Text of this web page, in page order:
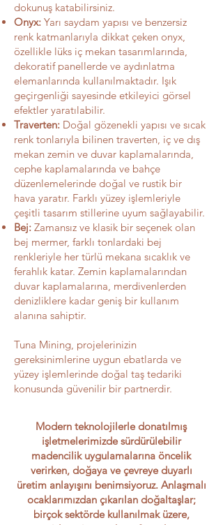
dokunuş katabilirsiniz.
Onyx: Yarı saydam yapısı ve benzersiz
renk katmanlarıyla dikkat çeken onyx,
özellikle lüks iç mekan tasarımlarında,
dekoratif panellerde ve aydınlatma
elemanlarında kullanılmaktadır. Işık
geçirgenliği sayesinde etkileyici görsel
efektler yaratılabilir.
Traverten: Doğal gözenekli yapısı ve sıcak
renk tonlarıyla bilinen traverten, iç ve dış
mekan zemin ve duvar kaplamalarında,
cephe kaplamalarında ve bahçe
düzenlemelerinde doğal ve rustik bir
hava yaratır. Farklı yüzey işlemleriyle
çeşitli tasarım stillerine uyum sağlayabilir.
Bej: Zamansız ve klasik bir seçenek olan
bej mermer, farklı tonlardaki bej
renkleriyle her türlü mekana sıcaklık ve
ferahlık katar. Zemin kaplamalarından
duvar kaplamalarına, merdivenlerden
denizliklere kadar geniş bir kullanım
alanına sahiptir.
Tuna Mining, projelerinizin
gereksinimlerine uygun ebatlarda ve
yüzey işlemlerinde doğal taş tedariki
konusunda güvenilir bir partnerdir.
Modern teknolojilerle donatılmış
işletmelerimizde sürdürülebilir
madencilik uygulamalarına öncelik
verirken, doğaya ve çevreye duyarlı
üretim anlayışını benimsiyoruz. Anlaşmalı
ocaklarımızdan çıkarılan doğaltaşlar;
birçok sektörde kullanılmak üzere,